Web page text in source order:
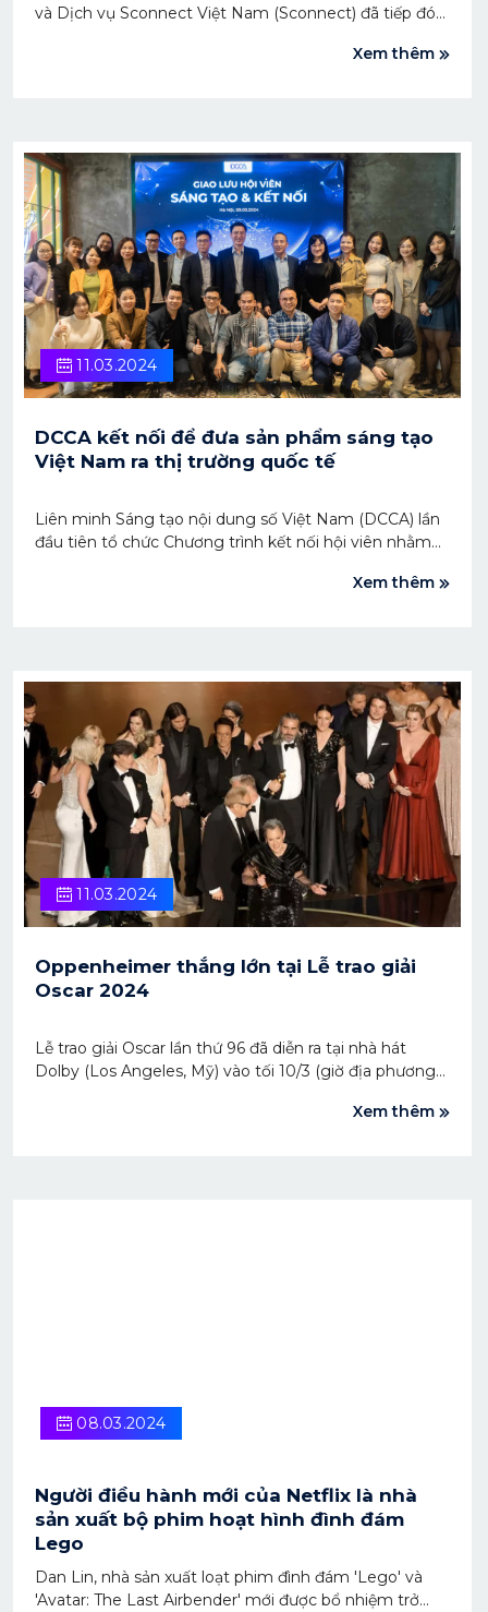
và Dịch vụ Sconnect Việt Nam (Sconnect) đã tiếp đón
Xem thêm
11.03.2024
DCCA kết nối để đưa sản phẩm sáng tạo
Việt Nam ra thị trường quốc tế
Liên minh Sáng tạo nội dung số Việt Nam (DCCA) lần
đầu tiên tổ chức Chương trình kết nối hội viên nhằm
ra giải pháp cho hội viên từ đó tạo dựng môi trường
Xem thêm
11.03.2024
Oppenheimer thắng lớn tại Lễ trao giải
Oscar 2024
Lễ trao giải Oscar lần thứ 96 đã diễn ra tại nhà hát
Dolby (Los Angeles, Mỹ) vào tối 10/3 (giờ địa phương)
'Oppenheimer' của đạo diễn Christopher Nolan đã
Xem thêm
08.03.2024
Người điều hành mới của Netflix là nhà
sản xuất bộ phim hoạt hình đình đám
Lego
Dan Lin, nhà sản xuất loạt phim đình đám 'Lego' và
'Avatar: The Last Airbender' mới được bổ nhiệm trở